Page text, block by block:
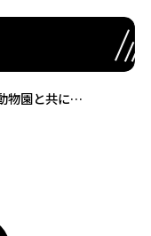
物園と共に…